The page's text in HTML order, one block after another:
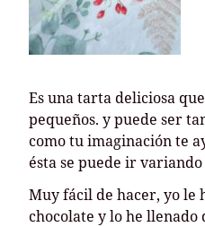
Es una tarta deliciosa
pequeños. y puede ser
como tu imaginación te
ésta se puede ir variando
Muy fácil de hacer, yo le
chocolate y lo he